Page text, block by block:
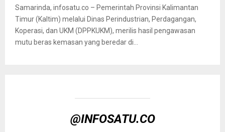
Samarinda, infosatu.co – Pemerintah Provinsi Kalimantan
Timur (Kaltim) melalui Dinas Perindustrian, Perdagangan,
Koperasi, dan UKM (DPPKUKM), merilis hasil pengawasan
mutu beras kemasan yang beredar di...
@INFOSATU.CO